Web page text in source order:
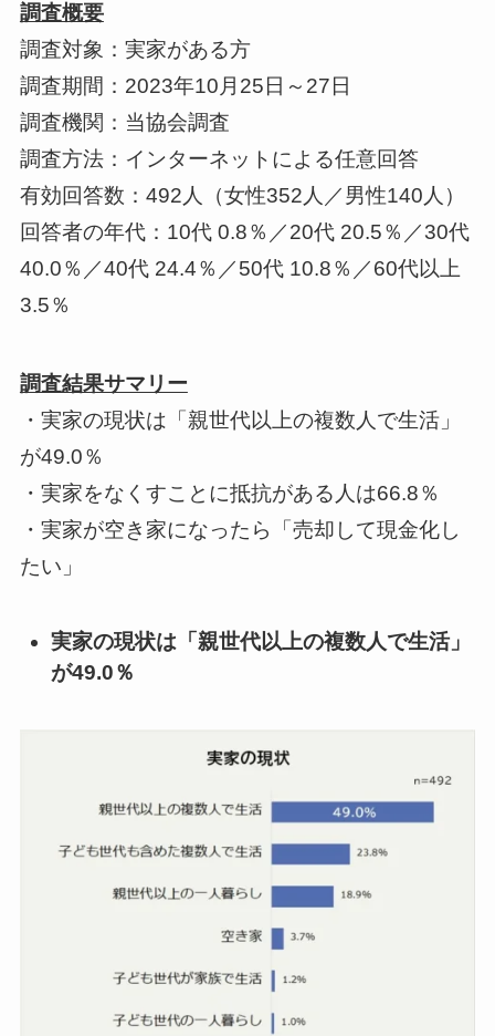
調査概要
調査対象：実家がある方
調査期間：2023年10月25日～27日
調査機関：当協会調査
調査方法：インターネットによる任意回答
有効回答数：492人（女性352人／男性140人）
回答者の年代：10代 0.8％／20代 20.5％／30代
40.0％／40代 24.4％／50代 10.8％／60代以上
3.5％
調査結果サマリー
・実家の現状は「親世代以上の複数人で生活」
が49.0％
・実家をなくすことに抵抗がある人は66.8％
・実家が空き家になったら「売却して現金化し
たい」
実家の現状は「親世代以上の複数人で生活」
が49.0％